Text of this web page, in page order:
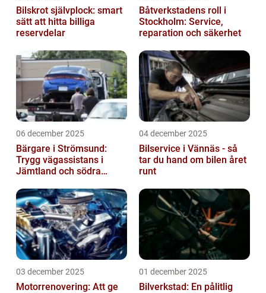
Bilskrot självplock: smart
sätt att hitta billiga
reservdelar
Båtverkstadens roll i
Stockholm: Service,
reparation och säkerhet
06 december 2025
Bärgare i Strömsund:
Trygg vägassistans i
Jämtland och södra
04 december 2025
Bilservice i Vännäs - så
tar du hand om bilen året
runt
03 december 2025
Motorrenovering: Att ge
01 december 2025
Bilverkstad: En pålitlig